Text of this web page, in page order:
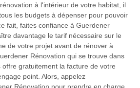
à l'intérieur de votre habitat, il
les budgets à dépenser pour pouvoir
fait, faites confiance à Guerdener
davantage le tarif nécessaire sur le
de votre projet avant de rénover à
Rénovation qui se trouve dans
gratuitement la facture de votre
point. Alors, appelez